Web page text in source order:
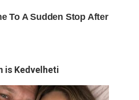
is Kedvelheti